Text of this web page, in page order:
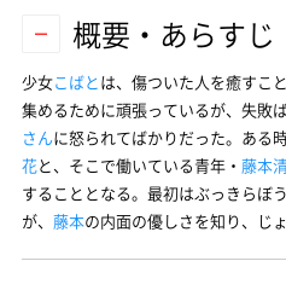
概要・あらすじ
少女こばとは、傷ついた人を癒すこ
集めるために頑張っているが、失敗
さんに怒られてばかりだった。ある
花と、そこで働いている青年・ 藤本
することとなる。最初はぶっきらぼ
が、 藤本の内面の優しさを知り、じ